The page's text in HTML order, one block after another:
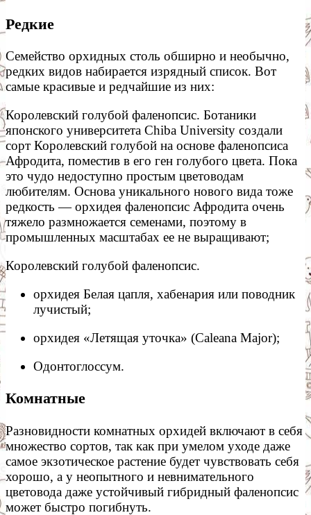
Редкие
Семейство орхидных столь обширно и необычно,
редких видов набирается изрядный список. Вот
самые красивые и редчайшие из них:
Королевский голубой фаленопсис. Ботаники
японского университета Chiba University создали
сорт Королевский голубой на основе фаленопсиса
Афродита, поместив в его ген голубого цвета. Пока
это чудо недоступно простым цветоводам
любителям. Основа уникального нового вида тоже
редкость — орхидея фаленопсис Афродита очень
тяжело размножается семенами, поэтому в
промышленных масштабах ее не выращивают;
Королевский голубой фаленопсис.
орхидея Белая цапля, хабенария или поводник
лучистый;
орхидея «Летящая уточка» (Caleana Major);
Одонтоглоссум.
Комнатные
Разновидности комнатных орхидей включают в себя
множество сортов, так как при умелом уходе даже
самое экзотическое растение будет чувствовать себя
хорошо, а у неопытного и невнимательного
цветовода даже устойчивый гибридный фаленопсис
может быстро погибнуть.